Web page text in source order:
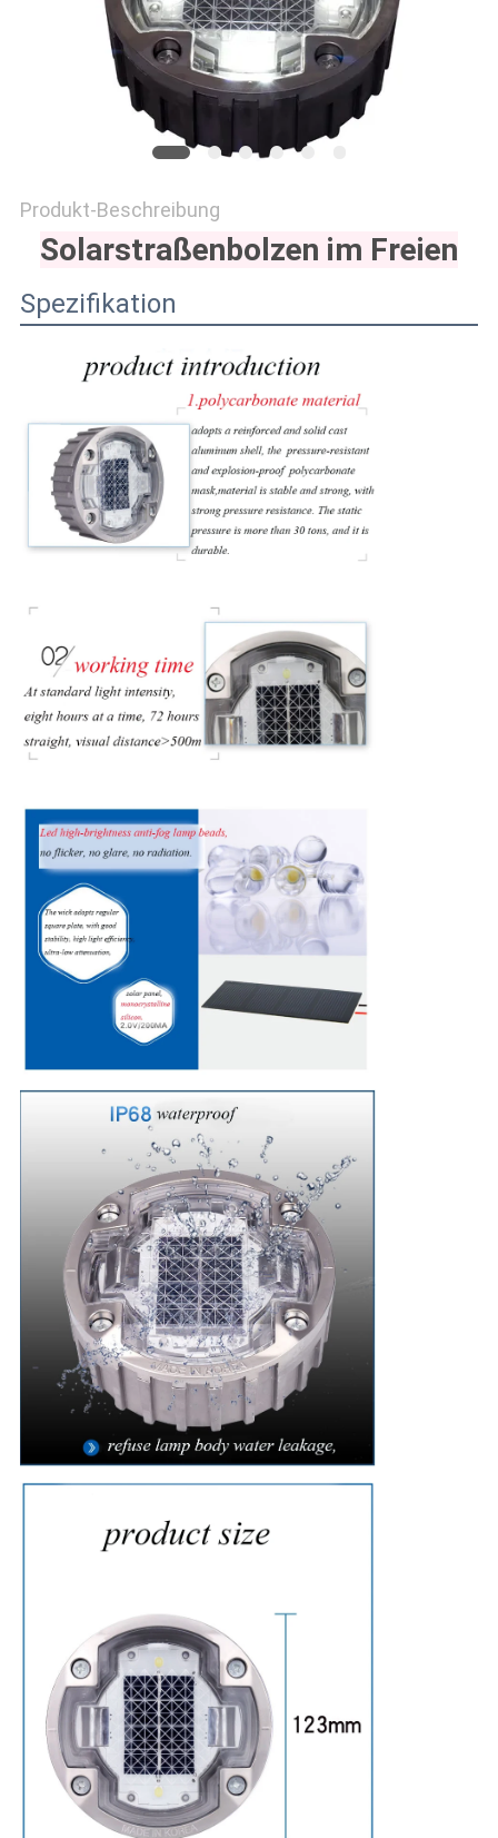
DATENSCHUTZRICHTLINIE
Produkt-Beschreibung
Solarstraßenbolzen im Freien
Spezifikation